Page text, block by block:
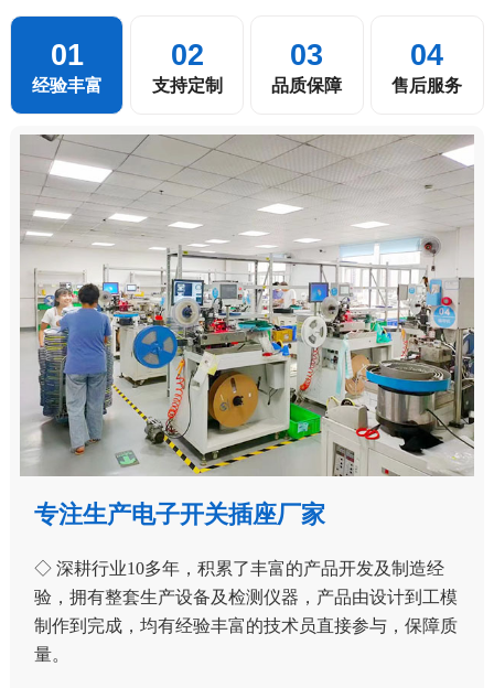
01
经验丰富
02
支持定制
03
品质保障
04
售后服务
专注生产电子开关插座厂家
◇ 深耕行业10多年，积累了丰富的产品开发及制造经
验，拥有整套生产设备及检测仪器，产品由设计到工模
制作到完成，均有经验丰富的技术员直接参与，保障质
量。